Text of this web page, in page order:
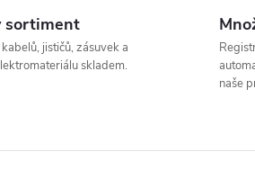
sortiment
jističů, zásuvek a
skladem.
naše